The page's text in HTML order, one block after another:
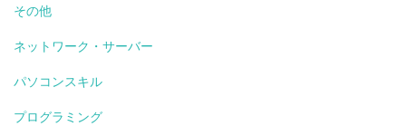
その他
ネットワーク・サーバー
パソコンスキル
プログラミング